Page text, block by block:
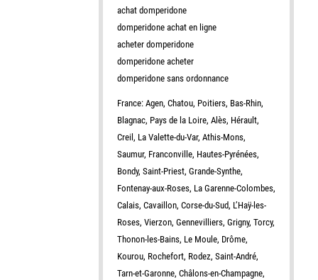
achat domperidone
domperidone achat en ligne
acheter domperidone
domperidone acheter
domperidone sans ordonnance
France: Agen, Chatou, Poitiers, Bas-Rhin,
Blagnac, Pays de la Loire, Alès, Hérault,
Creil, La Valette-du-Var, Athis-Mons,
Saumur, Franconville, Hautes-Pyrénées,
Bondy, Saint-Priest, Grande-Synthe,
Fontenay-aux-Roses, La Garenne-Colombes,
Calais, Cavaillon, Corse-du-Sud, L’Haÿ-les-
Roses, Vierzon, Gennevilliers, Grigny, Torcy,
Thonon-les-Bains, Le Moule, Drôme,
Kourou, Rochefort, Rodez, Saint-André,
Tarn-et-Garonne, Châlons-en-Champagne,